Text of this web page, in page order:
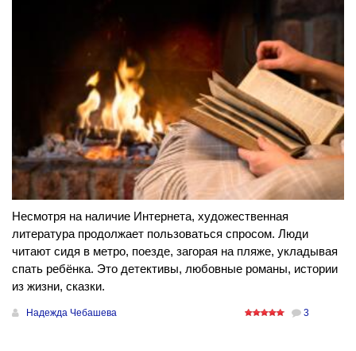
Несмотря на наличие Интернета, художественная
литература продолжает пользоваться спросом. Люди
читают сидя в метро, поезде, загорая на пляже, укладывая
спать ребёнка. Это детективы, любовные романы, истории
из жизни, сказки.
Надежда Чебашева 3